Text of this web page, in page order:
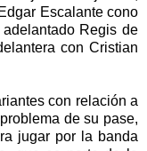
Escalante cono
Regis de
con Cristian
con relación a
de su pase,
jugar por la banda